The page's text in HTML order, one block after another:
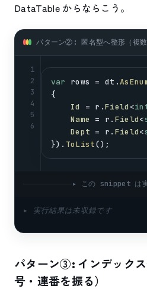
DataTable からならこう。
1
2
3
4
5
6
var rows = dt .
{
Id
= r .Field <
Name
= r . Field<
Dept = r . Field<
}). ToList();
▸ この snippet は実
▸ 実行結果は未収録です
パターン③: インデック
号・連番を振る）